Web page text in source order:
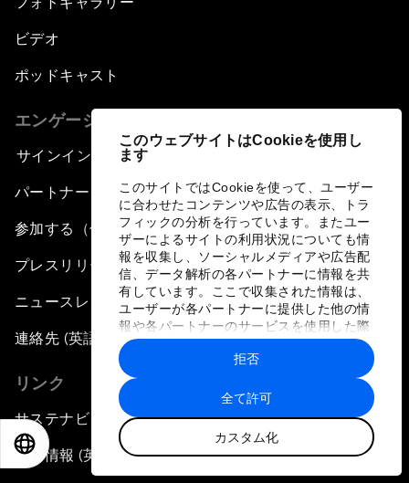
このウェブサイトはCookieを使用し
ます
このサイトではCookieを使って、ユーザー
に合わせたコンテンツや広告の表示、トラ
フィックの分析を行っています。またユー
ザーによるサイトの利用状況についても情
報を収集し、ソーシャルメディアや広告配
信、データ解析の各パートナーに情報を共
有しています。ここで収集された情報は、
ユーザーが各パートナーに提供した他の情
報や各パートナーのサービスを使用した際
に収集された情報と組み合わされ、各パー
トナーによって使用されることがありま
す。
全て許可
カスタム化
拒否
ビデオ
ポッドキャスト
エンゲージメント
サインイン
パートナー（組織）について
参加する（個人、組織）
プレスリリース登録
ニュースレター購読
連絡先 (英語のみ)
リンク
サステナビリティへの取り組み
採用情報 (英語のみ)